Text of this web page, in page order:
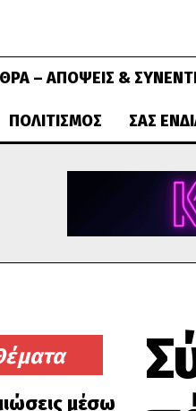
– ΑΠΌΨΕΙΣ &
ΠΟΛΙΤΙΣΜΌΣ ΣΑΣ
μέσω